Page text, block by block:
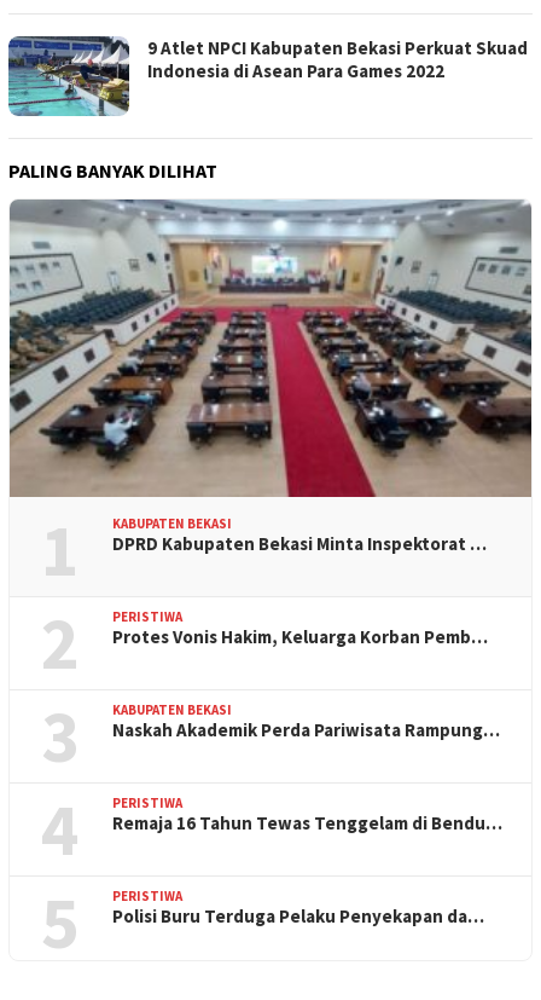
9 Atlet NPCI Kabupaten Bekasi Perkuat Skuad
Indonesia di Asean Para Games 2022
PALING BANYAK DILIHAT
1 KABUPATEN BEKASI
DPRD Kabupaten Bekasi Minta Inspektorat …
2 PERISTIWA
Protes Vonis Hakim, Keluarga Korban Pemb…
3 KABUPATEN BEKASI
Naskah Akademik Perda Pariwisata Rampung…
4 PERISTIWA
Remaja 16 Tahun Tewas Tenggelam di Bendu…
5 PERISTIWA
Polisi Buru Terduga Pelaku Penyekapan da…